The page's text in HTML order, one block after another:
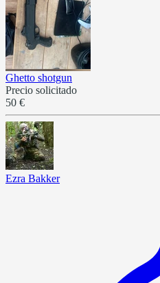
Ghetto shotgun
Precio solicitado
50 €
Ezra Bakker